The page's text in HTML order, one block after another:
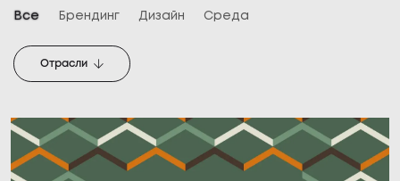
Все Брендинг Дизайн Среда
Отрасли